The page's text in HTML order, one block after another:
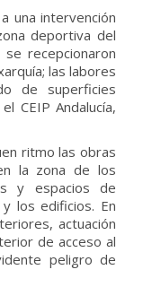
una intervención
deportiva del
se recepcionaron
las labores
de superficies
CEIP Andalucía,
ritmo las obras
la zona de los
y espacios de
los edificios. En
actuación
de acceso al
peligro de